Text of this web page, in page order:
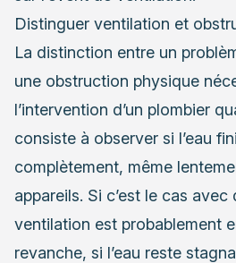
Distinguer ventilation et
La distinction entre un
une obstruction physique
l’intervention d’un plombier
consiste à observer si l’eau
complètement, même
appareils. Si c’est le cas avec
ventilation est probablement
revanche, si l’eau reste